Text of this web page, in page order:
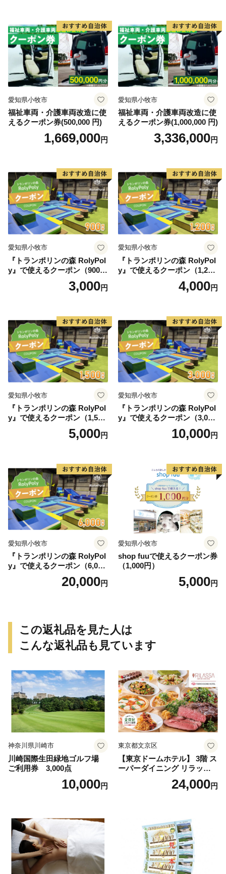
愛知県小牧市
福祉車両・介護車両改造に使
えるクーポン券(500,000 円)
1,669,000円
愛知県小牧市
福祉車両・介護車両改造に使
えるクーポン券(1,000,000 円)
3,336,000円
愛知県小牧市
『トランポリンの森 RolyPol
y』で使えるクーポン（900
3,000円
愛知県小牧市
『トランポリンの森 RolyPol
y』で使えるクーポン（1,200
4,000円
愛知県小牧市
『トランポリンの森 RolyPol
y』で使えるクーポン（1,500
5,000円
愛知県小牧市
『トランポリンの森 RolyPol
y』で使えるクーポン（3,000
10,000円
愛知県小牧市
『トランポリンの森 RolyPol
y』で使えるクーポン（6,000
20,000円
愛知県小牧市
shop fuuで使えるクーポン券
（1,000円）
5,000円
この返礼品を見た人は
こんな返礼品も見ています
神奈川県川崎市
川崎国際生田緑地ゴルフ場
ご利用券 3,000点
10,000円
東京都文京区
【東京ドームホテル】 3階 ス
ーパーダイニング リラッサ
ランチブッフェ お食事券 大
人1名様分 関東 東京 ご利用
24,000円